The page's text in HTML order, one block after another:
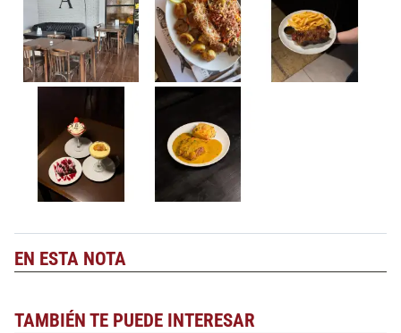
EN ESTA NOTA
TAMBIÉN TE PUEDE INTERESAR